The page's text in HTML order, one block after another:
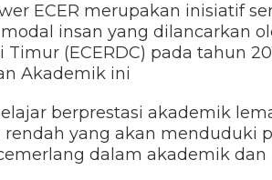
ECER merupakan inisiatif
insan yang dilancarkan
(ECERDC) pada tahun
Akademik ini
berprestasi akademik
yang akan menduduki
dalam akademik